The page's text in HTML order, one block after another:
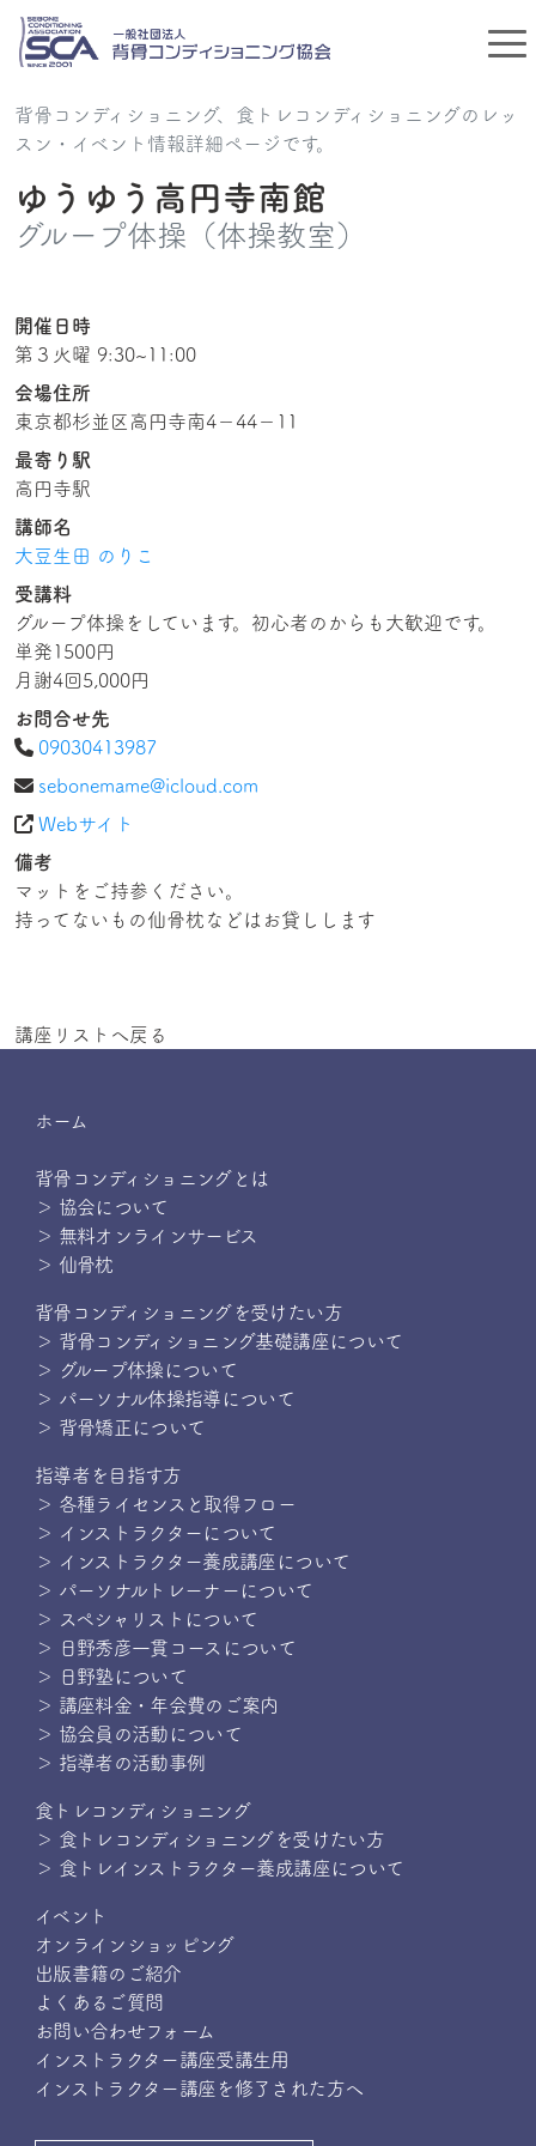
背骨コンディショニング、食トレコンディショニングのレッ
スン・イベント情報詳細ページです。
ゆうゆう高円寺南館
グループ体操（体操教室）
開催日時
第３火曜 9:30~11:00
会場住所
東京都杉並区高円寺南4−44−11
最寄り駅
高円寺駅
講師名
大豆生田 のりこ
受講料
グループ体操をしています。初心者のからも大歓迎です。
単発1500円
月謝4回5,000円
お問合せ先
09030413987
sebonemame@icloud.com
Webサイト
備考
マットをご持参ください。
講座リストへ戻る
ホーム
背骨コンディショニングとは
＞ 協会について
＞ 無料オンラインサービス
＞ 仙骨枕
背骨コンディショニングを受けたい方
＞ 背骨コンディショニング基礎講座について
＞ グループ体操について
＞ パーソナル体操指導について
＞ 背骨矯正について
指導者を目指す方
＞ 各種ライセンスと取得フロー
＞ インストラクターについて
＞ インストラクター養成講座について
＞ パーソナルトレーナーについて
＞ スペシャリストについて
＞ 日野秀彦一貫コースについて
＞ 日野塾について
＞ 講座料金・年会費のご案内
＞ 協会員の活動について
＞ 指導者の活動事例
食トレコンディショニング
＞ 食トレコンディショニングを受けたい方
＞ 食トレインストラクター養成講座について
イベント
オンラインショッピング
出版書籍のご紹介
よくあるご質問
お問い合わせフォーム
インストラクター講座受講生用
インストラクター講座を修了された方へ